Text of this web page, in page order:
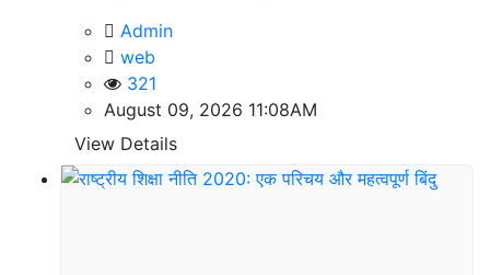
Admin
web
321
August 09, 2026 11:08AM
View Details